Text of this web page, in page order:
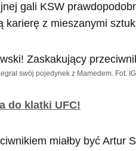
gali KSW
karierę z mieszanymi
swój pojedynek z Mamedem. Fot.
do klatki UFC!
miałby być Artur